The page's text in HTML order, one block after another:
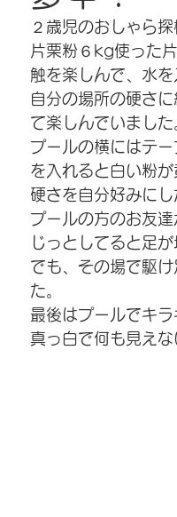
２歳児のおしゃら
片栗粉６kg使った
触を楽しんで、水
自分の場所の硬さ
て楽しんでいました
プールの横にはテ
を入れると白い粉
硬さを自分好みに
プールの方のお友
じっとしてると足
でも、その場で駆
た。
最後はプールでキ
真っ白で何も見え